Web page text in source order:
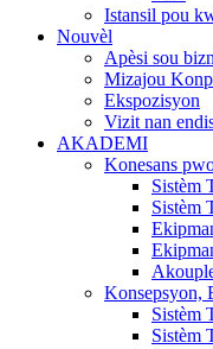
Istansil pou
Nouvèl
Apèsi sou
Mizajou
Ekspozisyon
Vizit nan
AKADEMI
Konesans
Sistèm
Sistèm
Konsepsyon,
Sistèm
Sistèm